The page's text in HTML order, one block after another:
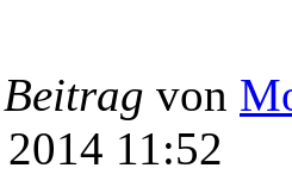
von
11:52